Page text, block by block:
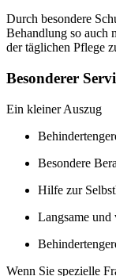
Durch besondere
Behandlung so auch
der täglichen Pflege
Besonderer
Ein kleiner Auszug
Besondere
Hilfe zur
Langsame und
Wenn Sie spezielle